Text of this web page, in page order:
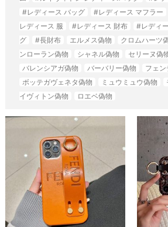
#レディース バッグ
#レディース マフラー
レディース 服
#レディース 財布 #レディ
グ
#長財布 エルメス偽物 クロムハーツ
ンローラン偽物
シャネル偽物 セリーヌ偽
バレンシアガ偽物
バーバリー偽物 フェ
ボッテガヴェネタ偽物
ミュウミュウ偽物
イヴィトン偽物
ロエベ偽物